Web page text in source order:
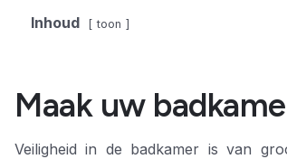
Inhoud toon
Maak uw
Veiligheid in de badkamer is van